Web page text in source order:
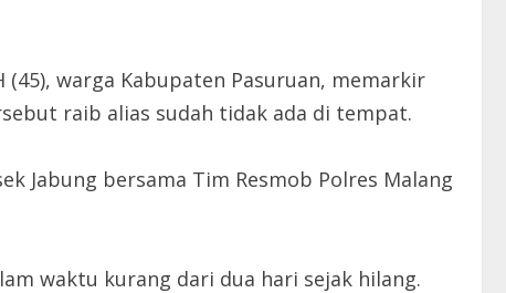
warga Kabupaten Pasuruan, memarkir
raib alias sudah tidak ada di tempat.
Jabung bersama Tim Resmob Polres Malang
waktu kurang dari dua hari sejak hilang.